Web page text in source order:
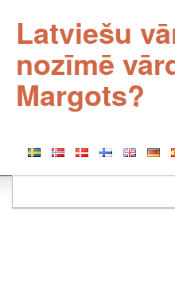
Latviešu
nozīmē
Margots?